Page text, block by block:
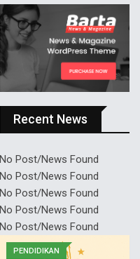
Recent News
No Post/News Found
No Post/News Found
No Post/News Found
No Post/News Found
No Post/News Found
PENDIDIKAN